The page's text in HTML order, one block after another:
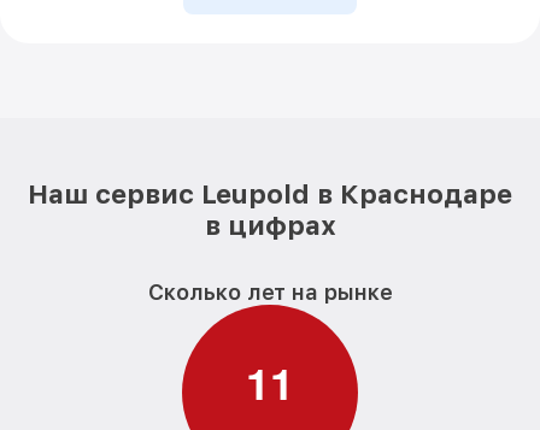
Наш сервис Leupold в Краснодаре
в цифрах
Сколько лет на рынке
11